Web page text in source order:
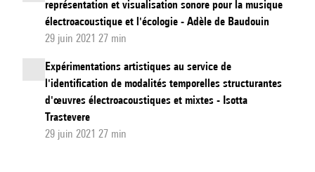
représentation et visualisation sonore pour la musique
électroacoustique et l'écologie - Adèle de Baudouin
29 juin 2021 27 min
Expérimentations artistiques au service de
l'identification de modalités temporelles structurantes
d'œuvres électroacoustiques et mixtes - Isotta
Trastevere
29 juin 2021 27 min